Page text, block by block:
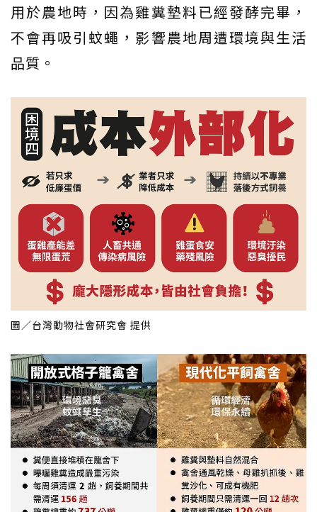
用於農地時，因為雞糞墊料已經發酵完畢，
不會再吸引蚊蠅，影響農地周遭環境與生活
品質。
圖／台灣動物社會研究會 提供